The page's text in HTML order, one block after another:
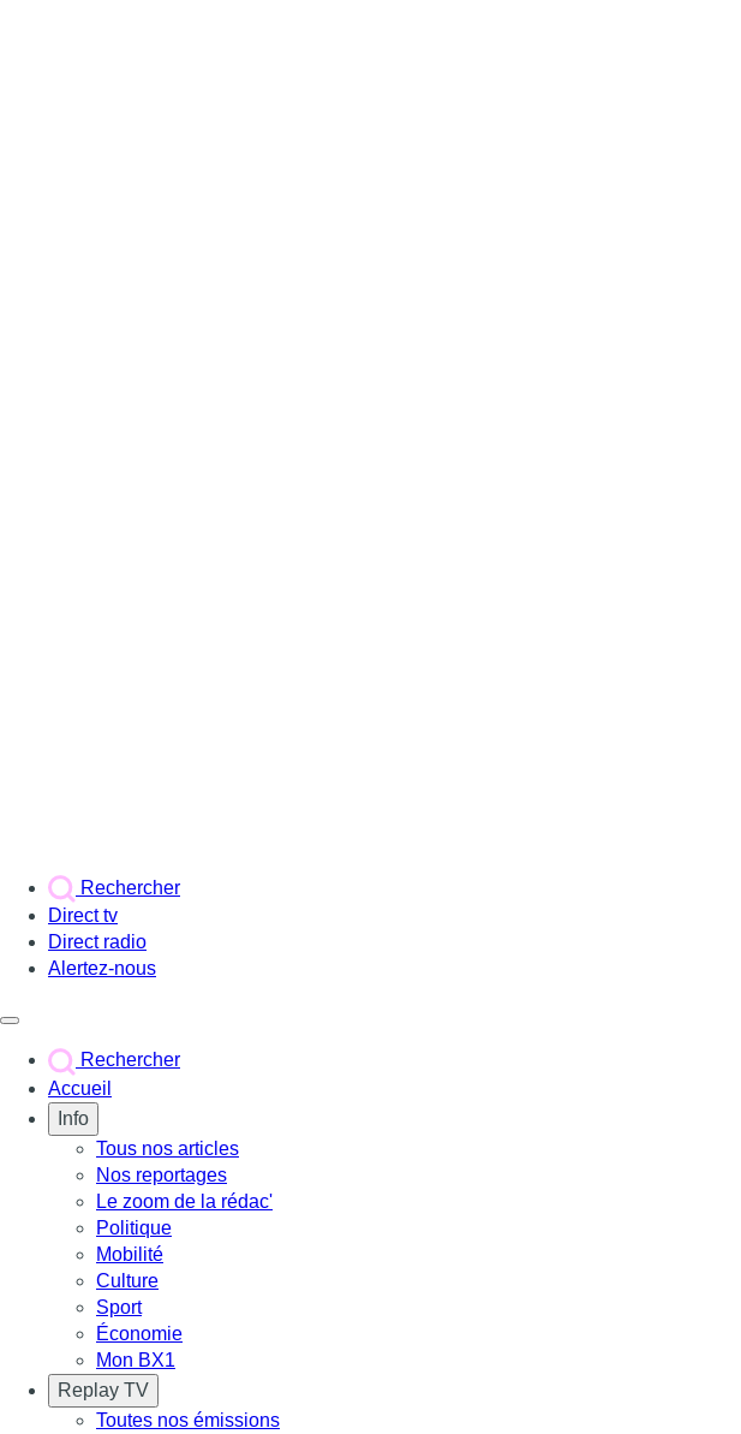
Rechercher
Direct tv
Direct radio
Alertez-nous
Rechercher
Accueil
Info
Tous nos articles
Nos reportages
Le zoom de la rédac'
Politique
Mobilité
Culture
Sport
Économie
Mon BX1
Replay TV
Toutes nos émissions